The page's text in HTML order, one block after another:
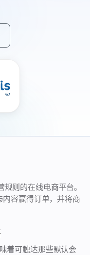
则的在线电商平台。
容赢得订单，并将商
着可触达那些默认会